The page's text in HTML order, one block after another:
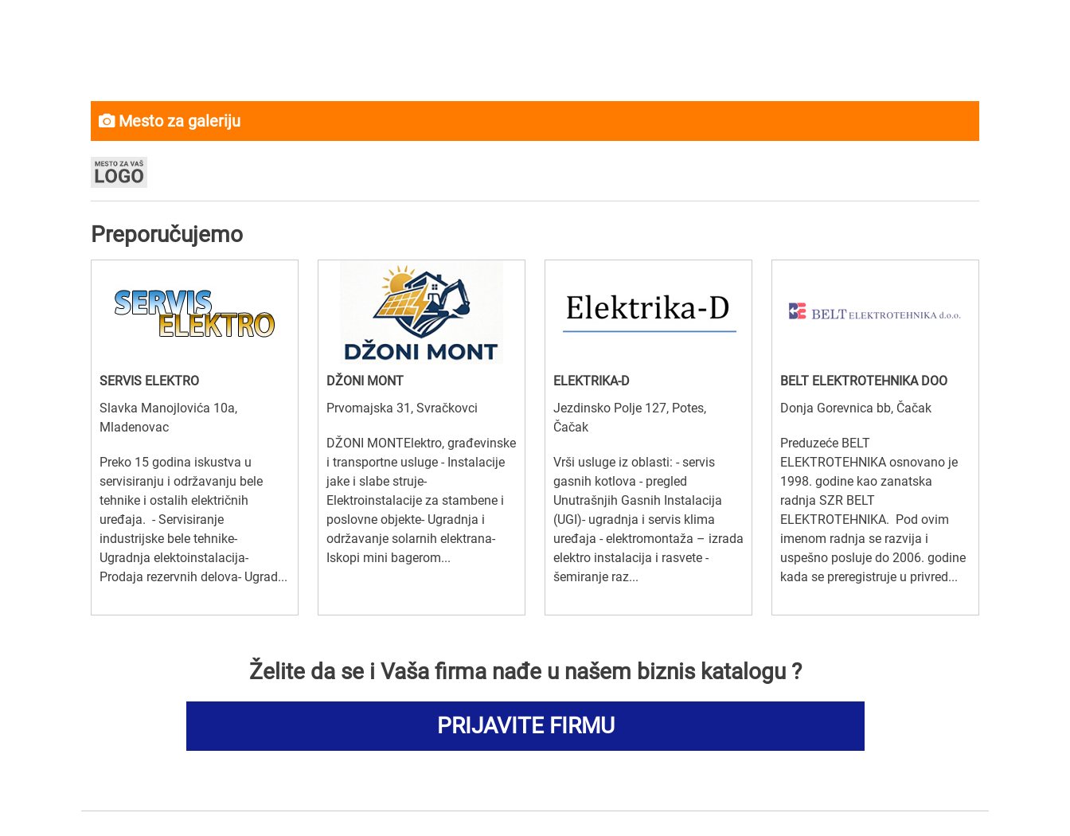
Mesto za galeriju
Preporučujemo
SERVIS ELEKTRO
Slavka Manojlovića 10a,
Mladenovac
Preko 15 godina iskustva u
servisiranju i održavanju bele
tehnike i ostalih električnih
uređaja. - Servisiranje
industrijske bele tehnike-
Ugradnja elektoinstalacija-
Prodaja rezervnih delova- Ugrad...
DŽONI MONT
Prvomajska 31, Svračkovci
DŽONI MONTElektro, građevinske
i transportne usluge - Instalacije
jake i slabe struje-
Elektroinstalacije za stambene i
poslovne objekte- Ugradnja i
održavanje solarnih elektrana-
Iskopi mini bagerom...
ELEKTRIKA-D
Jezdinsko Polje 127, Potes,
Čačak
Vrši usluge iz oblasti: - servis
gasnih kotlova - pregled
Unutrašnjih Gasnih Instalacija
(UGI)- ugradnja i servis klima
uređaja - elektromontaža – izrada
elektro instalacija i rasvete -
šemiranje raz...
BELT ELEKTROTEHNIKA DOO
Donja Gorevnica bb, Čačak
Preduzeće BELT
ELEKTROTEHNIKA osnovano je
1998. godine kao zanatska
radnja SZR BELT
ELEKTROTEHNIKA. Pod ovim
imenom radnja se razvija i
uspešno posluje do 2006. godine
kada se preregistruje u privred...
Želite da se i Vaša firma nađe u našem biznis katalogu ?
PRIJAVITE FIRMU